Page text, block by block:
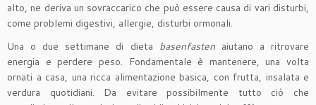
alto, ne deriva un sovraccarico che può essere causa di vari disturbi,
come problemi digestivi, allergie, disturbi ormonali.
Una o due settimane di dieta basenfastenaiutano a ritrovare
energia e perdere peso. Fondamentale è mantenere, una volta
ornati a casa, una ricca alimentazione basica, con frutta, insalata e
verdura quotidiani. Da evitare possibilmente tutto ciò che